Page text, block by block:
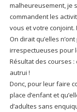
malheureusement, je
commandent les
vous et votre conjoint.
On dirait qu’elles
irrespectueuses pour
Résultat des courses
autrui !
Donc, pour leur faire
place d’enfant et
d’adultes sans